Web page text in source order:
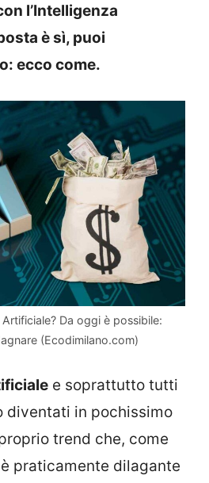
l’Intelligenza
è sì, puoi
ecco come.
Artificiale? Da oggi è possibile:
(Ecodimilano.com)
e soprattutto tutti
diventati in pochissimo
trend che, come
praticamente dilagante